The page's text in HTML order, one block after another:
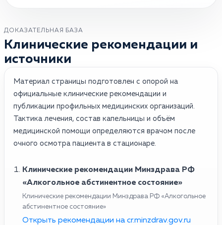
ДОКАЗАТЕЛЬНАЯ БАЗА
Клинические рекомендации и
источники
Материал страницы подготовлен с опорой на
официальные клинические рекомендации и
публикации профильных медицинских организаций.
Тактика лечения, состав капельницы и объём
медицинской помощи определяются врачом после
очного осмотра пациента в стационаре.
Клинические рекомендации Минздрава РФ
«Алкогольное абстинентное состояние»
Клинические рекомендации Минздрава РФ «Алкогольное
абстинентное состояние»
Открыть рекомендации на cr.minzdrav.gov.ru